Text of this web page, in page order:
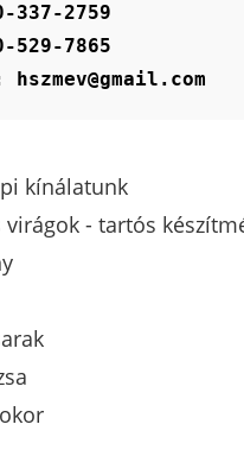
337-2759
529-7865
kínálatunk
virágok - tartós